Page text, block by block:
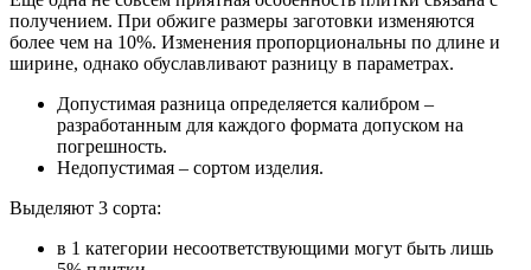
получением. При обжиге размеры заготовки изменяются
более чем на 10%. Изменения пропорциональны по длине и
ширине, однако обуславливают разницу в параметрах.
Допустимая разница определяется калибром –
разработанным для каждого формата допуском на
погрешность.
Недопустимая – сортом изделия.
Выделяют 3 сорта:
в 1 категории несоответствующими могут быть лишь